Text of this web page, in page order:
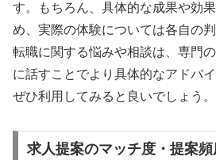
す。もちろん、具体的な成果や効
め、実際の体験については各自の
転職に関する悩みや相談は、専門
に話すことでより具体的なアドバ
ぜひ利用してみると良いでしょう。
求人提案のマッチ度・提案頻